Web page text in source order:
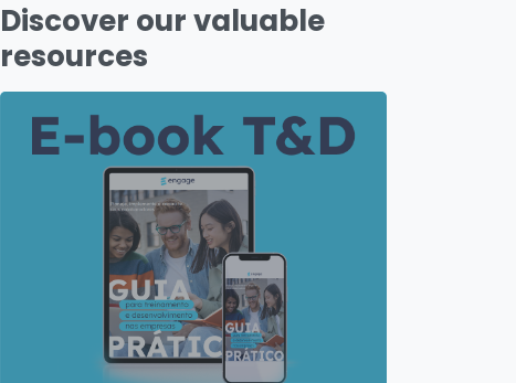
Discover our valuable
resources